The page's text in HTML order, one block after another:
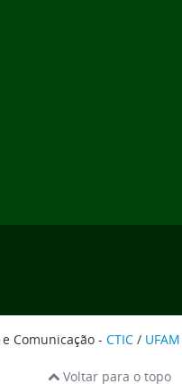
Comunicação - CTIC / UFAM
Voltar para o topo